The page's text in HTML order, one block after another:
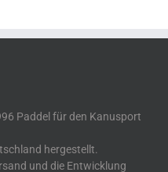
Paddel für den Kanusport
hergestellt.
und die Entwicklung